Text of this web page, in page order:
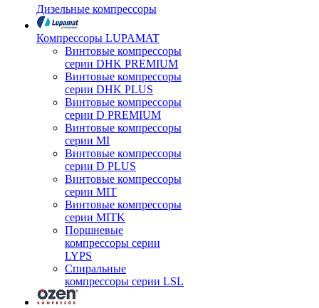
Дизельные компрессоры
Компрессоры LUPAMAT
Винтовые компрессоры
серии DHK PREMIUM
Винтовые компрессоры
серии DHK PLUS
Винтовые компрессоры
серии D PREMIUM
Винтовые компрессоры
серии MI
Винтовые компрессоры
серии D PLUS
Винтовые компрессоры
серии MIT
Винтовые компрессоры
серии MITK
Поршневые
компрессоры серии
LYPS
Спиральные
компрессоры серии LSL